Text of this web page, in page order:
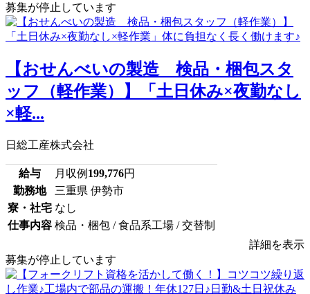
募集が停止しています
【おせんべいの製造 検品・梱包スタ
ッフ（軽作業）】「土日休み×夜勤なし
×軽...
日総工産株式会社
給与 月収例 199,776円
勤務地
三重県 伊勢市
寮・社宅 なし
仕事内容 検品・梱包 / 食品系工場 / 交替制
詳細を表示
募集が停止しています